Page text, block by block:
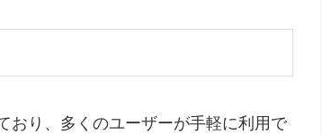
おり、多くのユーザーが手軽に利用で